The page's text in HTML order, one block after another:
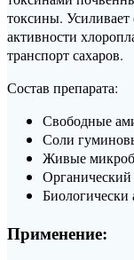
токсины.
активности
транспорт сахаров.
Состав препарата:
Свободные
Соли
Живые
Биологически
Применение: